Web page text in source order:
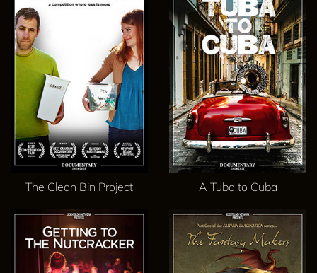
The Clean Bin Project A Tuba to Cuba